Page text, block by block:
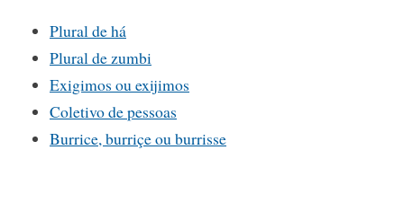
Plural de há
Plural de zumbi
Exigimos ou exijimos
Coletivo de pessoas
Burrice, burriçe ou burrisse